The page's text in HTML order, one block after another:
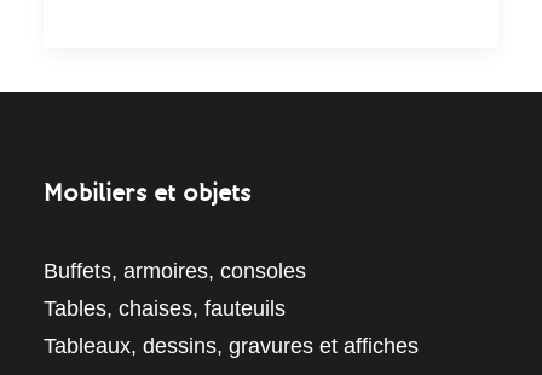
Mobiliers et objets
Buffets, armoires, consoles
Tables, chaises, fauteuils
Tableaux, dessins, gravures et affiches